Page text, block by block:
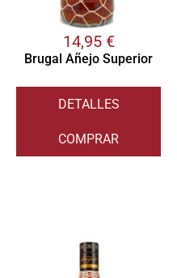
14,95 €
Brugal Añejo Superior
DETALLES
COMPRAR